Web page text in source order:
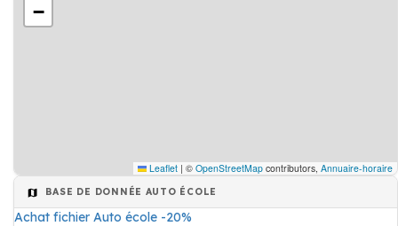
−
Leaflet | © OpenStreetMap contributors, Annuaire-horaire
BASE DE DONNÉE AUTO ÉCOLE
Achat fichier Auto école -20%